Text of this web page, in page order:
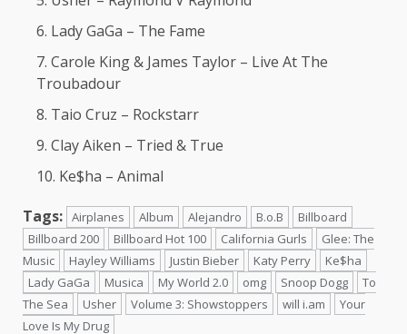
Lady GaGa – The Fame
Carole King & James Taylor – Live At The
Troubadour
Taio Cruz – Rockstarr
Clay Aiken – Tried & True
Ke$ha – Animal
Tags: Airplanes Album Alejandro B.o.B
Billboard
Billboard 200
Billboard Hot 100 California Gurls
Glee: The
Music
Hayley Williams Justin Bieber Katy Perry
Ke$ha
Lady GaGa
Musica My World 2.0 omg Snoop Dogg
To
The Sea
Usher Volume 3: Showstoppers will i.am
Your
Love Is My Drug